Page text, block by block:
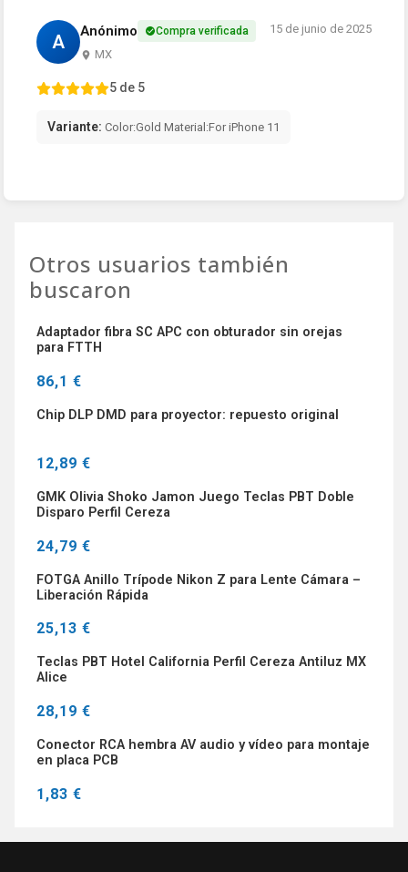
A Anónimo Compra verificada
MX
15 de junio de 2025
5 de 5
Variante: Color:Gold Material:For iPhone 11
Otros usuarios también
buscaron
Adaptador fibra SC APC con obturador sin orejas
para FTTH
86,1 €
Chip DLP DMD para proyector: repuesto original
12,89 €
GMK Olivia Shoko Jamon Juego Teclas PBT Doble
Disparo Perfil Cereza
24,79 €
FOTGA Anillo Trípode Nikon Z para Lente Cámara –
Liberación Rápida
25,13 €
Teclas PBT Hotel California Perfil Cereza Antiluz MX
Alice
28,19 €
Conector RCA hembra AV audio y vídeo para montaje
en placa PCB
1,83 €